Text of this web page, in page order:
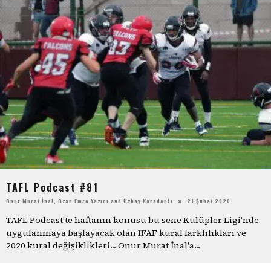
TAFL Podcast #81
Onur Murat İnal Ozan Emre Yazıcı and Uzbay Karadeniz 21 Şubat 2020
TAFL Podcast'te haftanın konusu bu sene Kulüpler Ligi'nde
uygulanmaya başlayacak olan IFAF kural farklılıkları ve
2020 kural değişiklikleri... Onur Murat İnal'a...